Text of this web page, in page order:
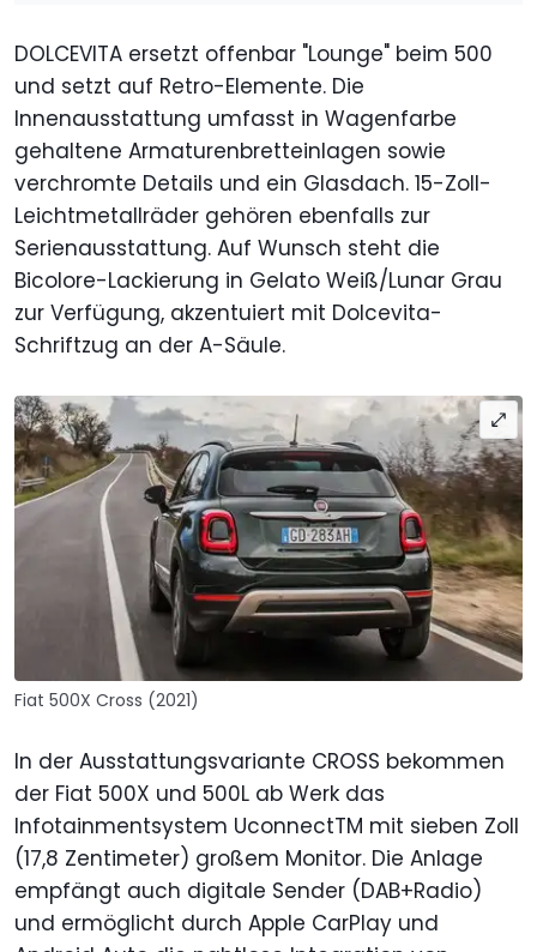
DOLCEVITA ersetzt offenbar "Lounge" beim 500
und setzt auf Retro-Elemente. Die
Innenausstattung umfasst in Wagenfarbe
gehaltene Armaturenbretteinlagen sowie
verchromte Details und ein Glasdach. 15-Zoll-
Leichtmetallräder gehören ebenfalls zur
Serienausstattung. Auf Wunsch steht die
Bicolore-Lackierung in Gelato Weiß/Lunar Grau
zur Verfügung, akzentuiert mit Dolcevita-
Schriftzug an der A-Säule.
Fiat 500X Cross (2021)
In der Ausstattungsvariante CROSS bekommen
der Fiat 500X und 500L ab Werk das
Infotainmentsystem UconnectTM mit sieben Zoll
(17,8 Zentimeter) großem Monitor. Die Anlage
empfängt auch digitale Sender (DAB+Radio)
und ermöglicht durch Apple CarPlay und